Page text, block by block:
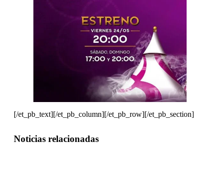
[/et_pb_text][/et_pb_column][/et_pb_row][/et_pb_section]
Noticias relacionadas